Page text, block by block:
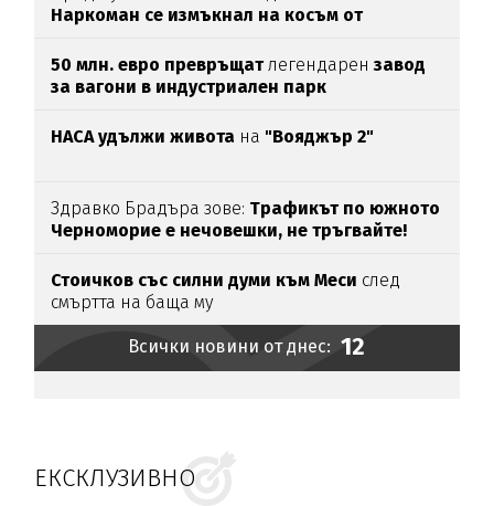
Наркоман се измъкнал на косъм от
50 млн. евро превръщатлегендарензавод
за вагони в индустриален парк
НАСА удължи живота на "Вояджър 2"
Здравко Брадъра зове: Трафикът по южното
Черноморие е нечовешки, не тръгвайте!
Стоичков със силни думи към Меси след
смъртта на баща му
Всички новини от днес: 12
ЕКСКЛУЗИВНО